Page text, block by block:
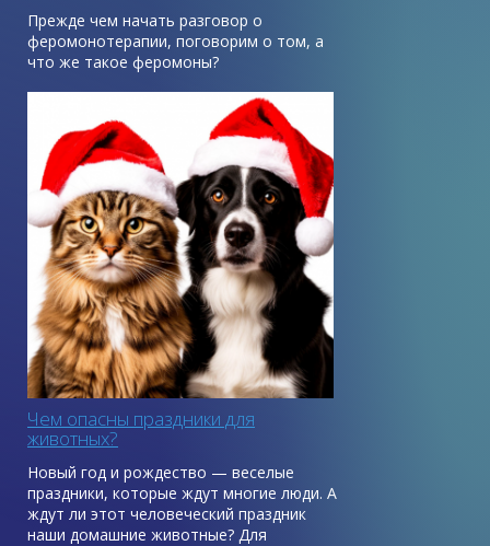
Прежде чем начать разговор о
феромонотерапии, поговорим о том, а
что же такое феромоны?
Чем опасны праздники для
животных?
Новый год и рождество — веселые
праздники, которые ждут многие люди. А
ждут ли этот человеческий праздник
наши домашние животные? Для